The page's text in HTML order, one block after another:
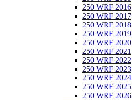
250 WRF 2016
250 WRF 2017
250 WRF 2018
250 WRF 2019
250 WRF 2020
250 WRF 2021
250 WRF 2022
250 WRF 2023
250 WRF 2024
250 WRF 2025
250 WRF 2026